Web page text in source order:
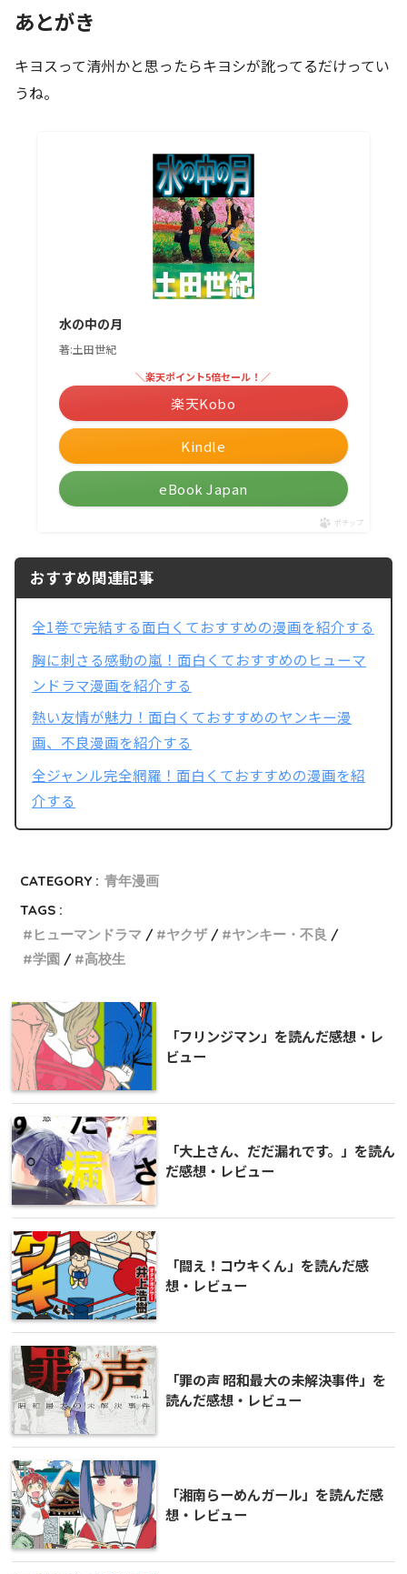
あとがき
キヨスって清州かと思ったらキヨシが訛ってるだけってい
うね。
水の中の月
著:土田世紀
Kindle
＼楽天ポイント5倍セール！／
楽天Kobo
eBook Japan
ポチップ
おすすめ関連記事
全1巻で完結する面白くておすすめの漫画を紹介する
胸に刺さる感動の嵐！面白くておすすめのヒューマ
ンドラマ漫画を紹介する
熱い友情が魅力！面白くておすすめのヤンキー漫
画、不良漫画を紹介する
全ジャンル完全網羅！面白くておすすめの漫画を紹
介する
CATEGORY : 青年漫画
TAGS :
ヒューマンドラマ
ヤクザ
ヤンキー・不良
学園
高校生
「フリンジマン」を読んだ感想・レ
ビュー
「大上さん、だだ漏れです。」を読ん
だ感想・レビュー
「闘え！コウキくん」を読んだ感
想・レビュー
「罪の声 昭和最大の未解決事件」を
読んだ感想・レビュー
「湘南らーめんガール」を読んだ感
想・レビュー